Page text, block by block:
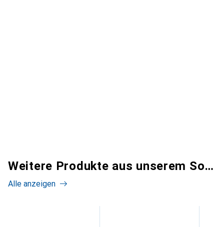
Weitere Produkte aus unserem Sortiment
Alle anzeigen